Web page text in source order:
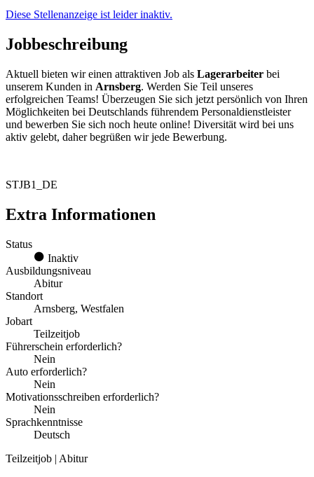
Diese Stellenanzeige ist leider inaktiv.
Jobbeschreibung
Aktuell bieten wir einen attraktiven Job als Lagerarbeiter bei
unserem Kunden in Arnsberg. Werden Sie Teil unseres
erfolgreichen Teams! Überzeugen Sie sich jetzt persönlich von Ihren
Möglichkeiten bei Deutschlands führendem Personaldienstleister
und bewerben Sie sich noch heute online! Diversität wird bei uns
aktiv gelebt, daher begrüßen wir jede Bewerbung.
STJB1_DE
Extra Informationen
Status
Inaktiv
Ausbildungsniveau
Abitur
Standort
Arnsberg, Westfalen
Jobart
Teilzeitjob
Führerschein erforderlich?
Nein
Auto erforderlich?
Nein
Motivationsschreiben erforderlich?
Nein
Sprachkenntnisse
Deutsch
Teilzeitjob | Abitur